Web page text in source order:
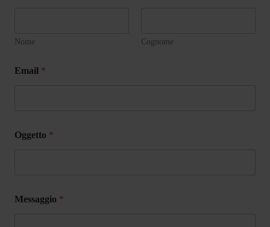
Nome Cognome
Email *
C
m
e
Oggetto *
Messaggio *